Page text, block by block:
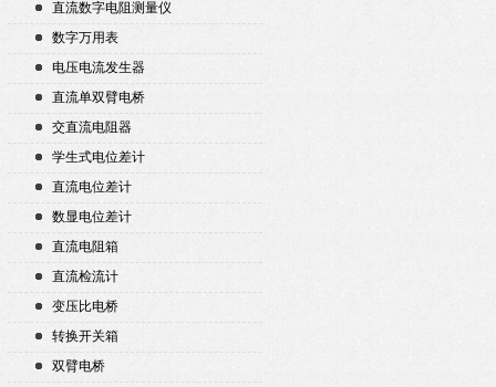
直流数字电阻测量仪
数字万用表
电压电流发生器
直流单双臂电桥
交直流电阻器
学生式电位差计
直流电位差计
数显电位差计
直流电阻箱
直流检流计
变压比电桥
转换开关箱
双臂电桥